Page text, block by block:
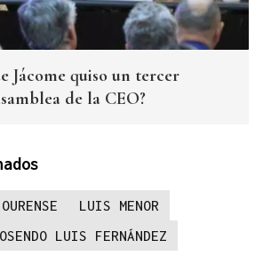
Jácome quiso un tercer
de la CEO?
LUIS MENOR
LUIS FERNÁNDEZ